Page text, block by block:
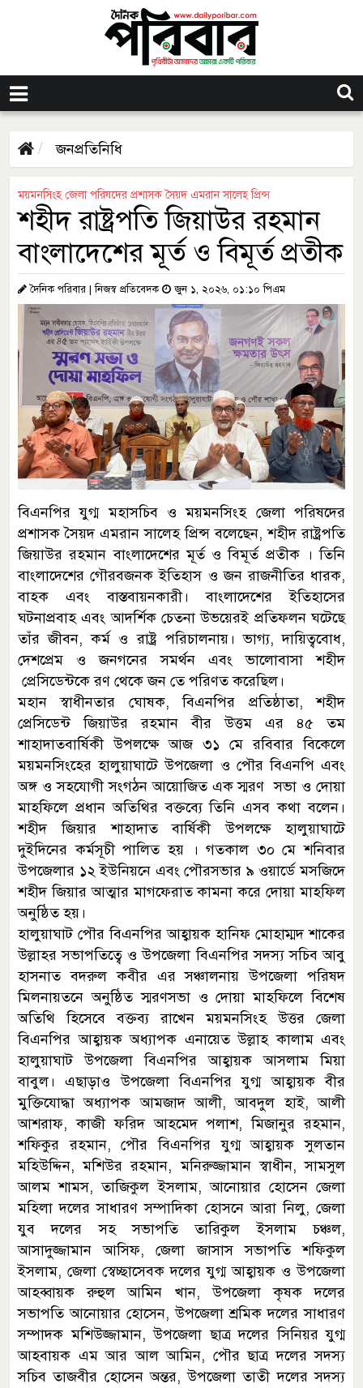
জনপ্রতিনিধি
ময়মনসিংহ জেলা পরিষদের প্রশাসক সৈয়দ এমরান সালেহ প্রিন্স
শহীদ রাষ্ট্রপতি জিয়াউর রহমান
বাংলাদেশের মূর্ত ও বিমূর্ত প্রতীক
দৈনিক পরিবার | নিজস্ব প্রতিবেদক জুন ১, ২০২৬, ০১:১০ পিএম
বিএনপির যুগ্ম মহাসচিব ও ময়মনসিংহ জেলা পরিষদের
প্রশাসক সৈয়দ এমরান সালেহ প্রিন্স বলেছেন, শহীদ রাষ্ট্রপতি
জিয়াউর রহমান বাংলাদেশের মূর্ত ও বিমূর্ত প্রতীক । তিনি
বাংলাদেশের গৌরবজনক ইতিহাস ও জন রাজনীতির ধারক,
বাহক এবং বাস্তবায়নকারী। বাংলাদেশের ইতিহাসের
ঘটনাপ্রবাহ এবং আদর্শিক চেতনা উভয়েরই প্রতিফলন ঘটেছে
তাঁর জীবন, কর্ম ও রাষ্ট্র পরিচালনায়। ভাগ্য, দায়িত্ববোধ,
দেশপ্রেম ও জনগনের সমর্থন এবং ভালোবাসা শহীদ
প্রেসিডেন্টকে রণ থেকে জন তে পরিণত করেছিল।
মহান স্বাধীনতার ঘোষক, বিএনপির প্রতিষ্ঠাতা, শহীদ
প্রেসিডেন্ট জিয়াউর রহমান বীর উত্তম এর ৪৫ তম
শাহাদাতবার্ষিকী উপলক্ষে আজ ৩১ মে রবিবার বিকেলে
ময়মনসিংহের হালুয়াঘাটে উপজেলা ও পৌর বিএনপি এবং
অঙ্গ ও সহযোগী সংগঠন আয়োজিত এক স্মরণ সভা ও দোয়া
মাহফিলে প্রধান অতিথির বক্তব্যে তিনি এসব কথা বলেন।
শহীদ জিয়ার শাহাদাত বার্ষিকী উপলক্ষে হালুয়াঘাটে
দুইদিনের কর্মসূচী পালিত হয় । গতকাল ৩০ মে শনিবার
উপজেলার ১২ ইউনিয়নে এবং পৌরসভার ৯ ওয়ার্ডে মসজিদে
শহীদ জিয়ার আত্মার মাগফেরাত কামনা করে দোয়া মাহফিল
অনুষ্ঠিত হয়।
হালুয়াঘাট পৌর বিএনপির আহ্বায়ক হানিফ মোহাম্মদ শাকের
উল্লাহর সভাপতিত্বে ও উপজেলা বিএনপির সদস্য সচিব আবু
হাসনাত বদরুল কবীর এর সঞ্চালনায় উপজেলা পরিষদ
মিলনায়তনে অনুষ্ঠিত স্মরণসভা ও দোয়া মাহফিলে বিশেষ
অতিথি হিসেবে বক্তব্য রাখেন ময়মনসিংহ উত্তর জেলা
বিএনপির আহ্বায়ক অধ্যাপক এনায়েত উল্লাহ কালাম এবং
হালুয়াঘাট উপজেলা বিএনপির আহ্বায়ক আসলাম মিয়া
বাবুল। এছাড়াও উপজেলা বিএনপির যুগ্ম আহ্বায়ক বীর
মুক্তিযোদ্ধা অধ্যাপক আমজাদ আলী, আবদুল হাই, আলী
আশরাফ, কাজী ফরিদ আহমেদ পলাশ, মিজানুর রহমান,
শফিকুর রহমান, পৌর বিএনপির যুগ্ম আহ্বায়ক সুলতান
মহিউদ্দিন, মশিউর রহমান, মনিরুজ্জামান স্বাধীন, সামসুল
আলম শামস, তাজিকুল ইসলাম, আনোয়ার হোসেন জেলা
মহিলা দলের সাধারণ সম্পাদিকা হোসনে আরা নিলু, জেলা
যুব দলের সহ সভাপতি তারিকুল ইসলাম চঞ্চল,
আসাদুজ্জামান আসিফ, জেলা জাসাস সভাপতি শফিকুল
ইসলাম, জেলা স্বেচ্ছাসেবক দলের যুগ্ম আহ্বায়ক ও উপজেলা
আহব্বায়ক রুহুল আমিন খান, উপজেলা কৃষক দলের
সভাপতি আনোয়ার হোসেন, উপজেলা শ্রমিক দলের সাধারণ
সম্পাদক মশিউজ্জামান, উপজেলা ছাত্র দলের সিনিয়র যুগ্ম
আহবায়ক এম আর আল আমিন, পৌর ছাত্র দলের সদস্য
সচিব তাজবীর হোসেন অন্তর, উপজেলা তাতী দলের সদস্য